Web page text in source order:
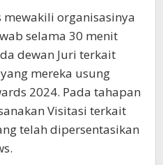
mewakili organisasinya
selama 30 menit
dewan Juri terkait
mereka usung
2024. Pada tahapan
Visitasi terkait
telah dipersentasikan